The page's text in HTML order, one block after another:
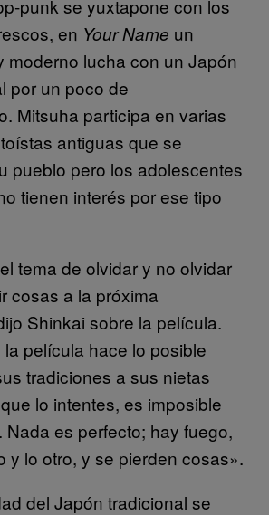
punk se yuxtapone con los
en Your Name un
moderno lucha con un Japón
por un poco de
Mitsuha participa en varias
antiguas que se
pueblo pero los adolescentes
tienen interés por ese tipo
tema de olvidar y no olvidar
cosas a la próxima
Shinkai sobre la película.
película hace lo posible
tradiciones a sus nietas
lo intentes, es imposible
Nada es perfecto; hay fuego,
y lo otro, y se pierden cosas».
del Japón tradicional se